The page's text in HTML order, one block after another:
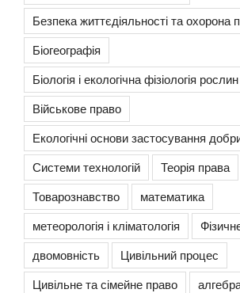
Безпека життєдіяльності та охорона
Біогеографія
Біологія і екологічна фізіологія рослин
Військове право
Екологічні основи застосування
Системи технологій
Теорія права
Товарознавство
математика
метеорологія і кліматологія
двомовність
Цивільний процес
Цивільне та сімейне право